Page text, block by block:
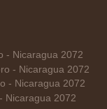
- Nicaragua 2072
- Nicaragua 2072
- Nicaragua 2072
Nicaragua 2072